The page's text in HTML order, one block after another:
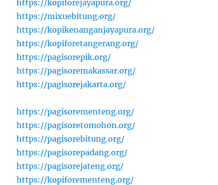
https://kopiforejayapura.org/
https://mixuebitung.org/
https://kopikenanganjayapura.org/
https://kopiforetangerang.org/
https://pagisorepik.org/
https://pagisoremakassar.org/
https://pagisorejakarta.org/
https://pagisorementeng.org/
https://pagisoretomohon.org/
https://pagisorebitung.org/
https://pagisorepadang.org/
https://pagisorejateng.org/
https://kopiforementeng.org/